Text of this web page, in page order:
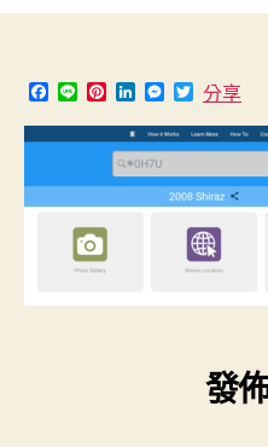
期
F
a
c
e
o
o
L
n
e
P
n
t
e
r
e
s
L
n
k
e
d
I
M
e
s
s
n
g
T
w
i
t
e
r
分享
發